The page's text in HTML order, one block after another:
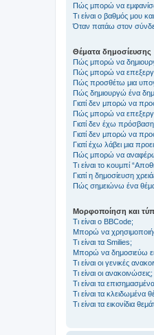
Πώς μπορώ να
Τι είναι ο βαθμός μου
Όταν πατάω στον
Θέματα δημοσίευσης
Πώς μπορώ να
Πώς μπορώ να
Πώς προσθέτω μια
Πώς δημιουργώ ένα
Γιατί δεν μπορώ να
Πώς μπορώ να
Γιατί δεν έχω
Γιατί δεν μπορώ να
Γιατί έχω λάβει μια
Πώς μπορώ να αναφέρω
Τι είναι το κουμπί
Γιατί η δημοσίευση
Πώς σημειώνω ένα
Μορφοποίηση και
Τι είναι ο BBCode;
Μπορώ να
Τι είναι τα Smilies;
Μπορώ να δημοσιεύω
Τι είναι οι γενικές
Τι είναι οι ανακοινώσεις;
Τι είναι τα
Τι είναι τα κλειδωμένα
Τι είναι τα εικονίδια